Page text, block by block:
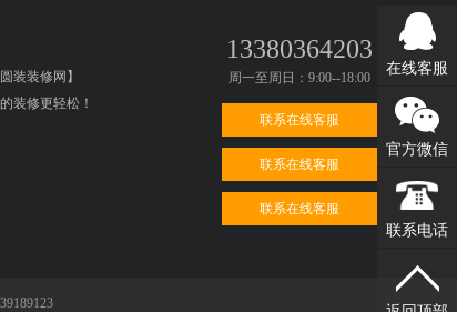
圆装装修网】
装修更轻松！
13380364203
周一至周日：9:00--18:00
联系在线客服
联系在线客服
联系在线客服
在线客服
官方微信
联系电话